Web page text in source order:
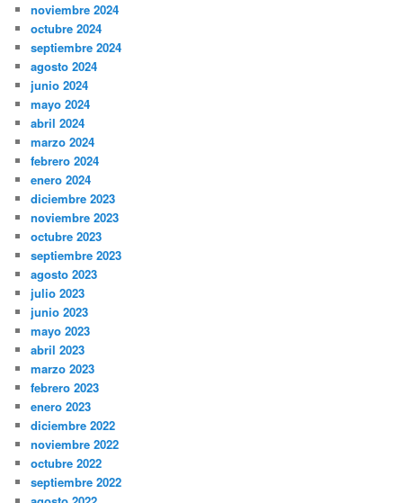
noviembre 2024
octubre 2024
septiembre 2024
agosto 2024
junio 2024
mayo 2024
abril 2024
marzo 2024
febrero 2024
enero 2024
diciembre 2023
noviembre 2023
octubre 2023
septiembre 2023
agosto 2023
julio 2023
junio 2023
mayo 2023
abril 2023
marzo 2023
febrero 2023
enero 2023
diciembre 2022
noviembre 2022
octubre 2022
septiembre 2022